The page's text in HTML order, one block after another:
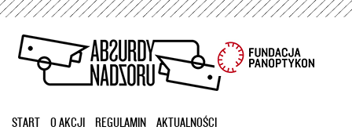
Przejdź
treści
START O AKCJI REGULAMIN
AKTUALNOŚCI